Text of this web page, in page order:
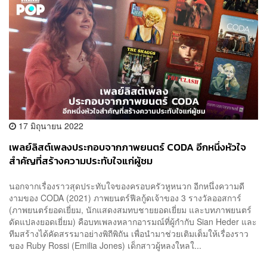
17 มิถุนายน 2022
เพลย์ลิสต์เพลงประกอบจากภาพยนตร์ CODA อีกหนึ่งหัวใจ
สำคัญที่สร้างความประทับใจแก่ผู้ชม
นอกจากเรื่องราวสุดประทับใจของครอบครัวหูหนวก อีกหนึ่งความดี
งามของ CODA (2021) ภาพยนตร์ฟีลกู้ดเจ้าของ 3 รางวัลออสการ์
(ภาพยนตร์ยอดเยี่ยม, นักแสดงสมทบชายยอดเยี่ยม และบทภาพยนตร์
ดัดแปลงยอดเยี่ยม) คือบทเพลงหลากอารมณ์ที่ผู้กำกับ Sian Heder และ
ทีมสร้างได้คัดสรรมาอย่างพิถีพิถัน เพื่อนำมาช่วยเติมเต็มให้เรื่องราว
ของ Ruby Rossi (Emilia Jones) เด็กสาวผู้หลงใหลใ...